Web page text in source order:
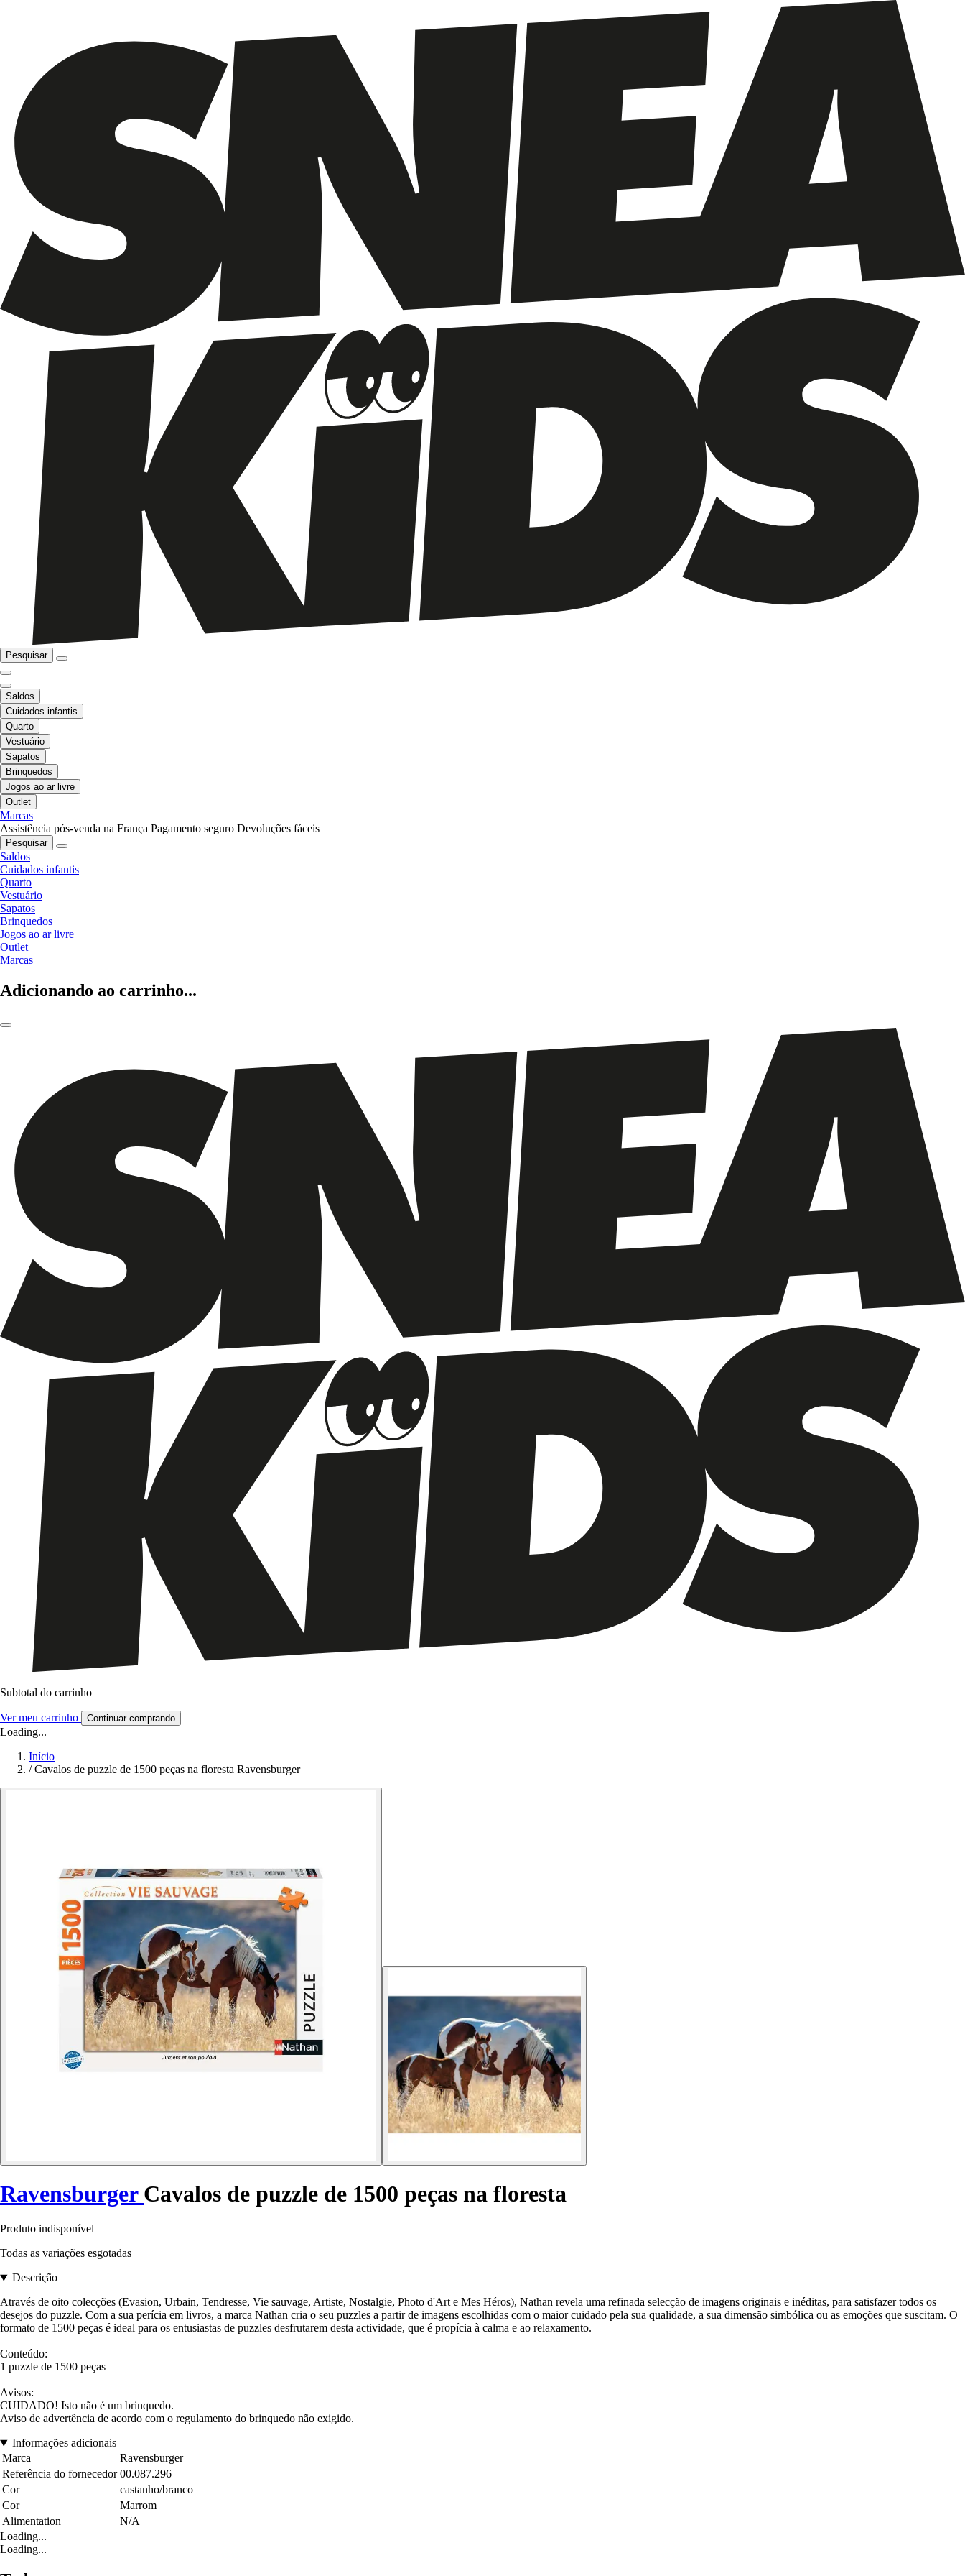
Pesquisar
Saldos
Cuidados infantis
Quarto
Vestuário
Sapatos
Brinquedos
Jogos ao ar livre
Outlet
Marcas
Assistência pós-venda na França Pagamento seguro Devoluções fáceis
Pesquisar
Saldos
Cuidados infantis
Quarto
Vestuário
Sapatos
Brinquedos
Jogos ao ar livre
Outlet
Marcas
Adicionando ao carrinho...
Subtotal do carrinho
Ver meu carrinho Continuar comprando
Loading...
Início
/ Cavalos de puzzle de 1500 peças na floresta Ravensburger
Ravensburger Cavalos de puzzle de 1500 peças na floresta
Produto indisponível
Todas as variações esgotadas
Descrição
Através de oito colecções (Evasion, Urbain, Tendresse, Vie sauvage, Artiste, Nostalgie, Photo d'Art e Mes Héros), Nathan revela uma refinada selecção de imagens originais e inéditas, para satisfazer todos os
desejos do puzzle. Com a sua perícia em livros, a marca Nathan cria o seu puzzles a partir de imagens escolhidas com o maior cuidado pela sua qualidade, a sua dimensão simbólica ou as emoções que suscitam. O
formato de 1500 peças é ideal para os entusiastas de puzzles desfrutarem desta actividade, que é propícia à calma e ao relaxamento.
Conteúdo:
1 puzzle de 1500 peças
Avisos:
CUIDADO! Isto não é um brinquedo.
Aviso de advertência de acordo com o regulamento do brinquedo não exigido.
Informações adicionais
Marca
Ravensburger
Referência do fornecedor 00.087.296
Cor
castanho/branco
Cor
Marrom
Alimentation
N/A
Loading...
Loading...